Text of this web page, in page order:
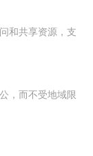
和共享资源，支
，而不受地域限